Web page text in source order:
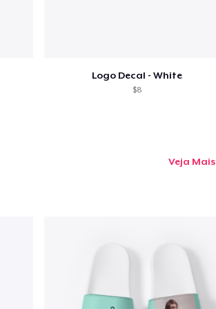
Logo Decal - White
$8
Veja Mais
o carrinho